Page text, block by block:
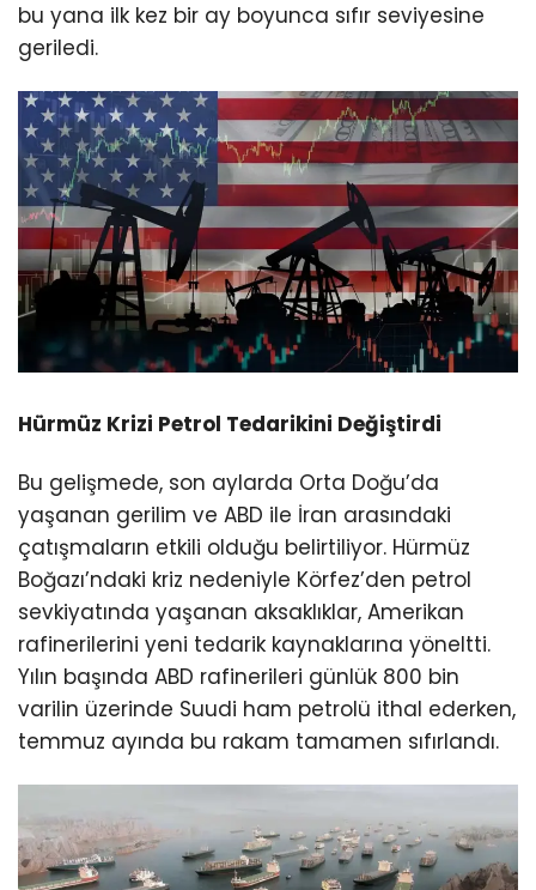
bu yana ilk kez bir ay boyunca sıfır seviyesine
geriledi.
Hürmüz Krizi Petrol Tedarikini Değiştirdi
Bu gelişmede, son aylarda Orta Doğu’da
yaşanan gerilim ve ABD ile İran arasındaki
çatışmaların etkili olduğu belirtiliyor. Hürmüz
Boğazı’ndaki kriz nedeniyle Körfez’den petrol
sevkiyatında yaşanan aksaklıklar, Amerikan
rafinerilerini yeni tedarik kaynaklarına yöneltti.
Yılın başında ABD rafinerileri günlük 800 bin
varilin üzerinde Suudi ham petrolü ithal ederken,
temmuz ayında bu rakam tamamen sıfırlandı.